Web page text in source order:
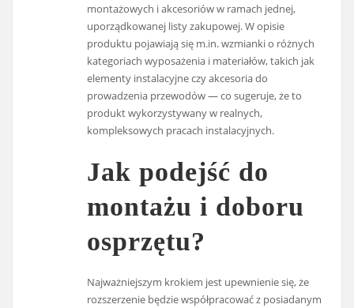
montażowych i akcesoriów w ramach jednej,
uporządkowanej listy zakupowej. W opisie
produktu pojawiają się m.in. wzmianki o różnych
kategoriach wyposażenia i materiałów, takich jak
elementy instalacyjne czy akcesoria do
prowadzenia przewodów — co sugeruje, że to
produkt wykorzystywany w realnych,
kompleksowych pracach instalacyjnych.
Jak podejść do
montażu i doboru
osprzętu?
Najważniejszym krokiem jest upewnienie się, że
rozszerzenie będzie współpracować z posiadanym